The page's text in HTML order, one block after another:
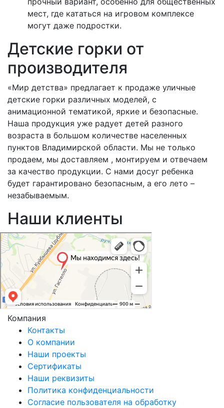
мест, где кататься на игровом комплексе
могут даже подростки.
Детские горки от
производителя
«Мир детства» предлагает к продаже уличные
детские горки различных моделей, с
анимационной тематикой, яркие и безопасные.
Наша продукция уже радует детей разного
возраста в большом количестве населенных
пунктов Владимирской области. Мы не только
продаем, мы доставляем , монтируем и отвечаем
за качество продукции. С нами досуг ребенка
будет гарантировано безопасным, а его лето –
незабываемым.
Наши клиенты
Компания
Контакты
О компании
Наши проекты
Сертификаты
Наши реквизиты
Политика конфиденциальности
Согласие пользователя на обработку